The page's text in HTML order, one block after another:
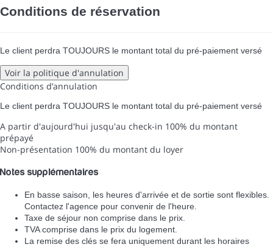
Conditions de réservation
Le client perdra TOUJOURS le montant total du pré-paiement versé
Voir la politique d'annulation
Conditions d’annulation
Le client perdra TOUJOURS le montant total du pré-paiement versé
A partir d'aujourd'hui jusqu'au check-in 100% du montant
prépayé
Non-présentation 100% du montant du loyer
Notes supplémentaires
En basse saison, les heures d'arrivée et de sortie sont flexibles.
Contactez l'agence pour convenir de l'heure.
Taxe de séjour non comprise dans le prix.
TVA comprise dans le prix du logement.
La remise des clés se fera uniquement durant les horaires